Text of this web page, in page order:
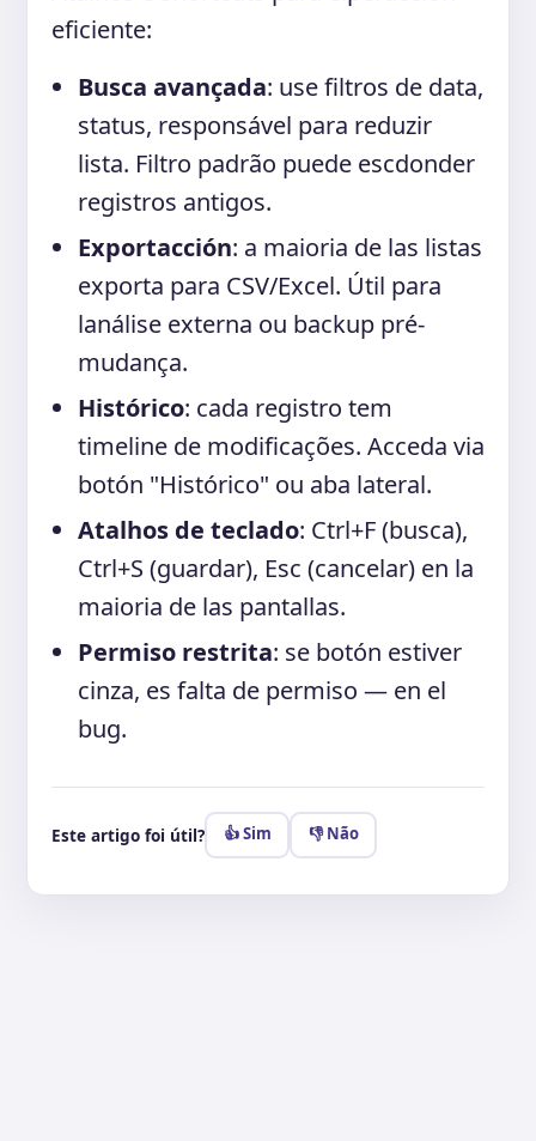
eficiente:
Busca avançada: use filtros de data,
status, responsável para reduzir
lista. Filtro padrão puede escdonder
registros antigos.
Exportacción: a maioria de las listas
exporta para CSV/Excel. Útil para
lanálise externa ou backup pré-
mudança.
Histórico: cada registro tem
timeline de modificações. Acceda via
botón "Histórico" ou aba lateral.
Atalhos de teclado: Ctrl+F (busca),
Ctrl+S (guardar), Esc (cancelar) en la
maioria de las pantallas.
Permiso restrita: se botón estiver
cinza, es falta de permiso — en el
bug.
Este artigo foi útil? 👍 Sim 👎 Não